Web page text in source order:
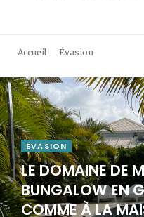
Accueil Évasion
ÉVASION
LE DOMAINE DE
BUNGALOW EN
COMME À LA